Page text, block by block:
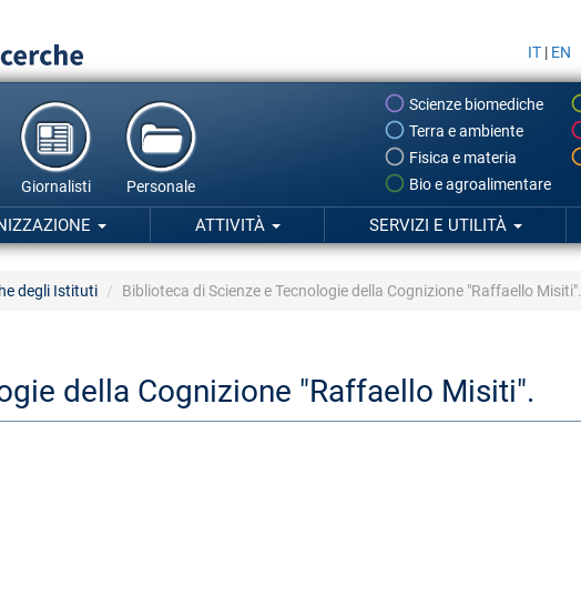
IT | EN
Scienze biomediche
Terra e ambiente
Fisica e materia
Bio e agroalimentare
Giornalisti Personale
ATTIVITÀ SERVIZI E UTILITÀ
degli Istituti Biblioteca di Scienze e Tecnologie della Cognizione "Raffaello Misiti".
della Cognizione "Raffaello Misiti".